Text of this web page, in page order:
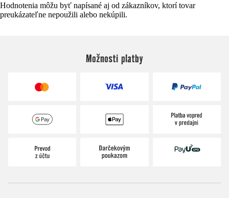
Hodnotenia môžu byť napísané aj od zákazníkov, ktorí tovar
preukázateľne nepoužili alebo nekúpili.
Možnosti platby